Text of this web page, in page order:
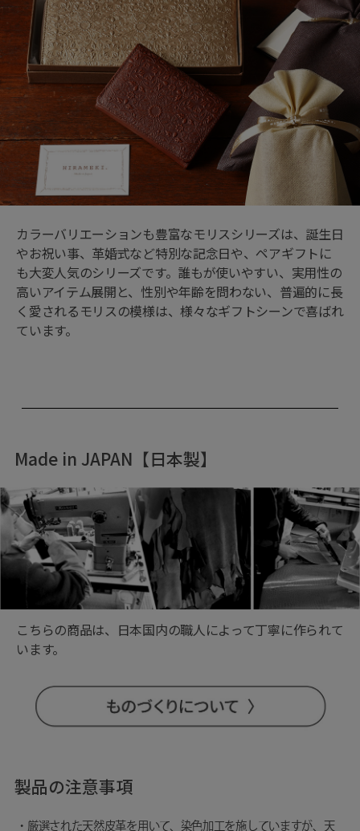
カラーバリエーションも豊富なモリスシリーズは、誕生日
やお祝い事、革婚式など特別な記念日や、ペアギフトに
も大変人気のシリーズです。誰もが使いやすい、実用性の
高いアイテム展開と、性別や年齢を問わない、普遍的に長
く愛されるモリスの模様は、様々なギフトシーンで喜ばれ
ています。
Made in JAPAN【日本製】
こちらの商品は、日本国内の職人によって丁寧に作られて
います。
製品の注意事項
・厳選された天然皮革を用いて、染色加工を施していますが、天